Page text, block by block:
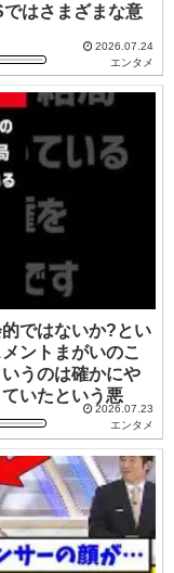
はさまざまな意
2026.07.24
エンタメ
ではないか?とい
ントまがいのこ
うのは確かにや
いたという悪
2026.07.23
エンタメ